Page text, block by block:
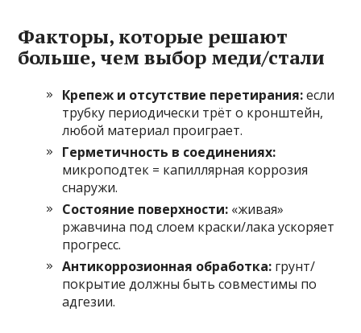
Факторы, которые решают
больше, чем выбор меди/стали
Крепеж и отсутствие перетирания:если
трубку периодически трёт о кронштейн,
любой материал проиграет.
Герметичность в соединениях:
микроподтек = капиллярная коррозия
снаружи.
Состояние поверхности: «живая»
ржавчина под слоем краски/лака ускоряет
прогресс.
Антикоррозионная обработка: грунт/
покрытие должны быть совместимы по
адгезии.